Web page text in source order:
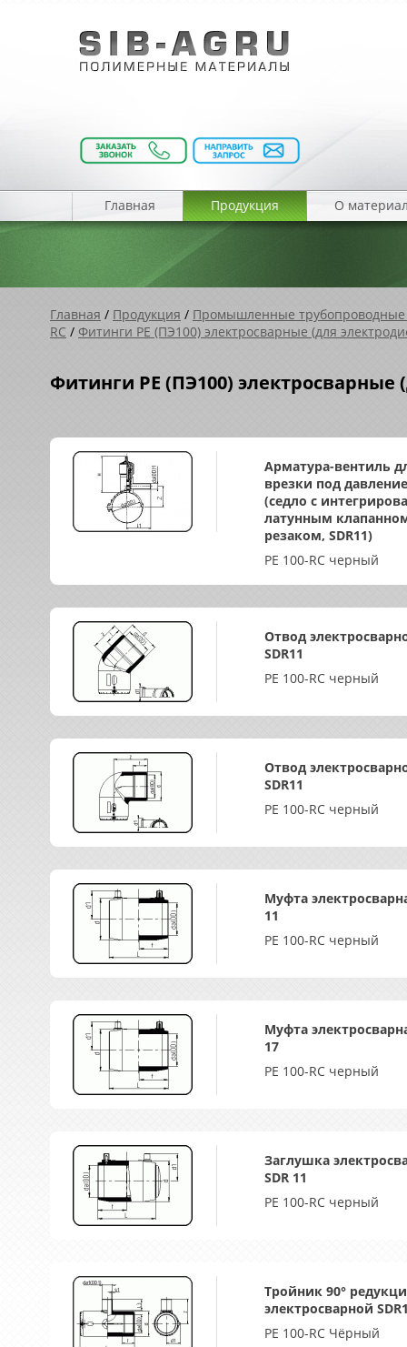
Главная Продукция О
Главная / Продукция / Промышленные
RC / Фитинги PE (ПЭ100) электросварные (для
Фитинги PE (ПЭ100)
Арматура-вентиль
врезки под
(седло с
латунным
резаком, SDR11)
PE 100-RC черный
Отвод
SDR11
PE 100-RC черный
Отвод
SDR11
PE 100-RC черный
Муфта
11
PE 100-RC черный
Муфта
17
PE 100-RC черный
Заглушка
SDR 11
PE 100-RC черный
Тройник 90°
электросварной
PE 100-RC Чёрный